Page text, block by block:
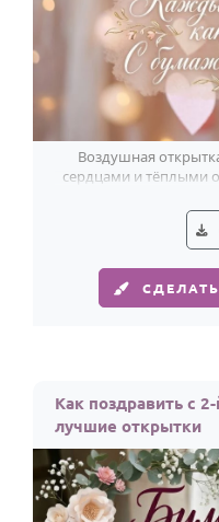
Воздушная
сердцами и тёплыми
Как поздравить с
лучшие открытки